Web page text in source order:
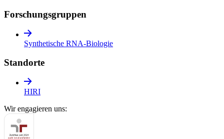
Forschungs­gruppen
Synthetische RNA-Biologie
Standorte
HIRI
Wir engagieren uns: